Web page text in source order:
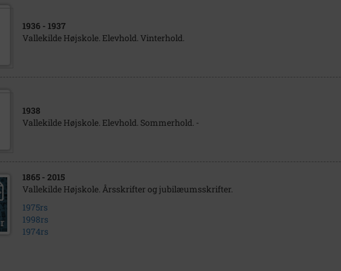
1936 - 1937
Vallekilde Højskole. Elevhold. Vinterhold.
1938
Vallekilde Højskole. Elevhold. Sommerhold. -
1865 - 2015
Vallekilde Højskole. Årsskrifter og jubilæumsskrifter.
1975rs
1998rs
1974rs